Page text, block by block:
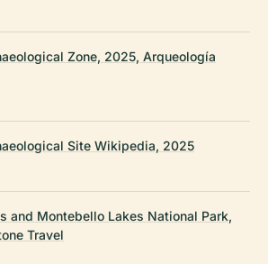
Zone, 2025, Arqueología
Site Wikipedia, 2025
and Montebello Lakes National Park,
Travel